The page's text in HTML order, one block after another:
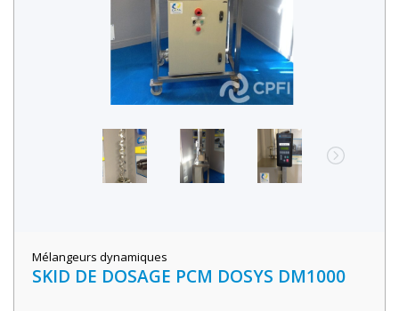
Mélangeurs dynamiques
SKID DE DOSAGE PCM DOSYS DM1000